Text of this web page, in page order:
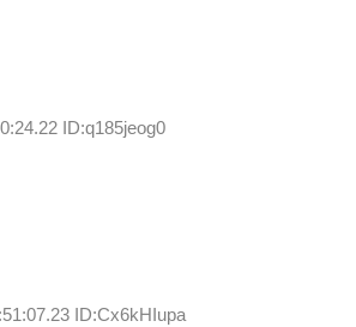
ID:q185jeog0
ID:Cx6kHIupa